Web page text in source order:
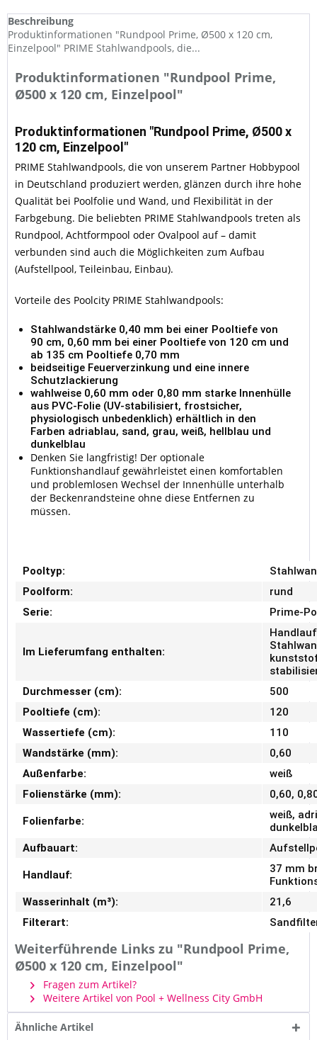
Beschreibung
Produktinformationen "Rundpool Prime, Ø500 x 120 cm,
Einzelpool" PRIME Stahlwandpools, die...
Produktinformationen "Rundpool Prime,
Ø500 x 120 cm, Einzelpool"
Produktinformationen "Rundpool Prime, Ø500 x
120 cm, Einzelpool"
PRIME Stahlwandpools, die von unserem Partner Hobbypool
in Deutschland produziert werden, glänzen durch ihre hohe
Qualität bei Poolfolie und Wand, und Flexibilität in der
Farbgebung. Die beliebten PRIME Stahlwandpools treten als
Rundpool, Achtformpool oder Ovalpool auf – damit
verbunden sind auch die Möglichkeiten zum Aufbau
(Aufstellpool, Teileinbau, Einbau).
Vorteile des Poolcity PRIME Stahlwandpools:
Stahlwandstärke 0,40 mm bei einer Pooltiefe von
90 cm, 0,60 mm bei einer Pooltiefe von 120 cm und
ab 135 cm Pooltiefe 0,70 mm
beidseitige Feuerverzinkung und eine innere
Schutzlackierung
wahlweise 0,60 mm oder 0,80 mm starke Innenhülle
aus PVC-Folie (UV-stabilisiert, frostsicher,
physiologisch unbedenklich) erhältlich in den
Farben adriablau, sand, grau, weiß, hellblau und
dunkelblau
Denken Sie langfristig! Der optionale
Funktionshandlauf gewährleistet einen komfortablen
und problemlosen Wechsel der Innenhülle unterhalb
der Beckenrandsteine ohne diese Entfernen zu
müssen.
Pooltyp:
Poolform:
rund
Serie:
Prime-
Im Lieferumfang enthalten:
Durchmesser (cm):
500
Pooltiefe (cm):
120
Wassertiefe (cm):
110
Wandstärke (mm):
0,60
Außenfarbe:
weiß
Folienstärke (mm):
0,60,
Folienfarbe:
weiß,
Aufbauart:
Handlauf:
37 mm
Wasserinhalt (m³):
21,6
Filterart:
Weiterführende Links zu "Rundpool Prime,
Ø500 x 120 cm, Einzelpool"
Fragen zum Artikel?
Weitere Artikel von Pool + Wellness City GmbH
Ähnliche Artikel